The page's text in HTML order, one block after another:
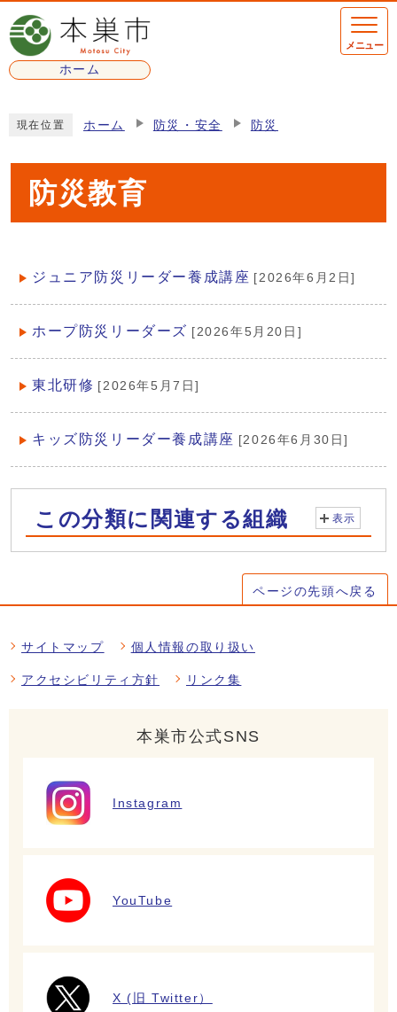
ページの先頭です
ホーム
メニュー
現在位置 ホーム 防災・安全 防災
防災教育
メインメニュー
ジュニア防災リーダー養成講座 [2026年6月2日]
ホープ防災リーダーズ [2026年5月20日]
東北研修 [2026年5月7日]
キッズ防災リーダー養成講座 [2026年6月30日]
この分類に関連する組織 表示
ページの先頭へ戻る
サイトマップ 個人情報の取り扱い
アクセシビリティ方針 リンク集
本巣市公式SNS
Instagram
YouTube
X (旧 Twitter）